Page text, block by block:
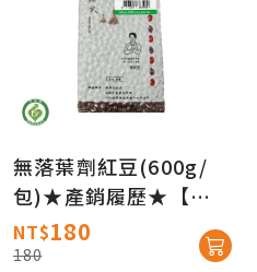
無落葉劑紅豆(600g/
包)★產銷履歷★【真
情柑仔店】
NT$180
180